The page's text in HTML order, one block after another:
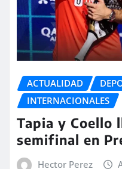
ACTUALIDAD
INTERNACIONALES
Tapia y Coello
semifinal en
Hector Perez